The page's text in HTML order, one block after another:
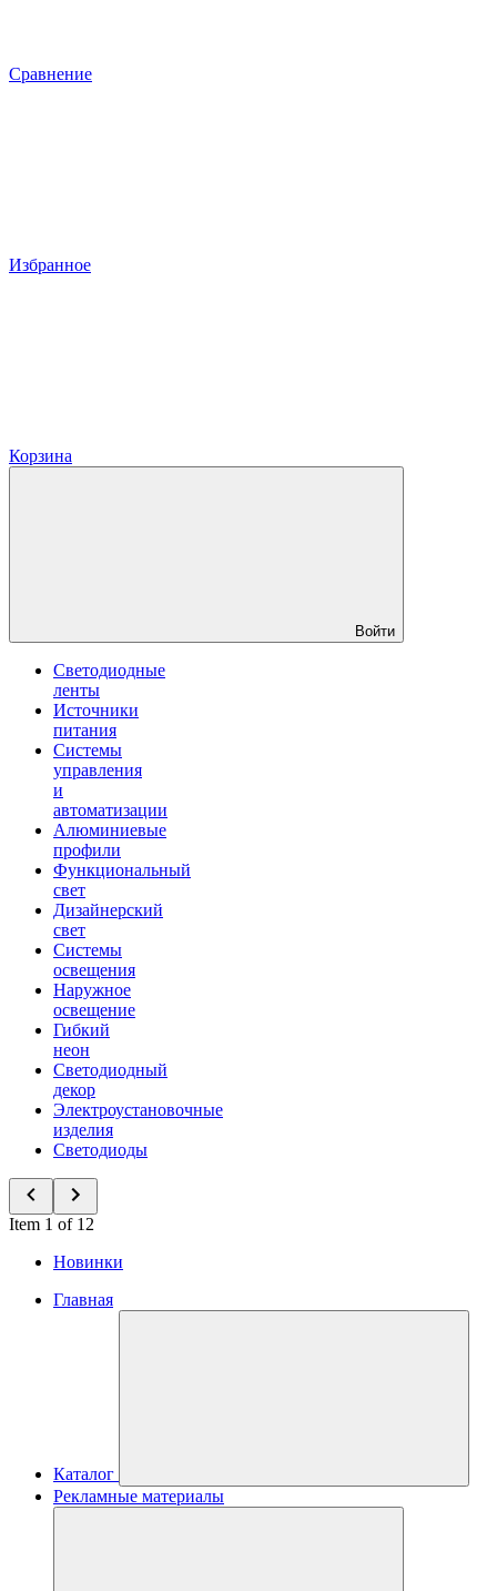
Сравнение
Избранное
Корзина
Войти
Светодиодные
ленты
Источники
питания
Системы
управления
и
автоматизации
Алюминиевые
профили
Функциональный
свет
Дизайнерский
свет
Системы
освещения
Наружное
освещение
Гибкий
неон
Светодиодный
декор
Электроустановочные
изделия
Светодиоды
Item 1 of 12
Новинки
Главная
Каталог
Рекламные материалы